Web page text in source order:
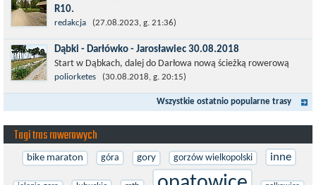
R10.
Międzynarodowy Szlak Rowerowy R-10, jest częścią sieci
EuroVelo. Prowadzi wzdłuż brzegu dookoła Morza Bałtyckiego.
Trasa liczy w sumie ponad 8500...
redakcja (27.08.2023, g. 21:36)
Dąbki - Darłówko - Jarosławiec 30.08.2018
Start w Dąbkach, dalej do Darłowa nową ścieżką rowerową
(niekiedy pieszo-rowerową), gdzie na pierwszym rondzie zjazd
w stronę Darłówka Zachodniego....
poliorketes (30.08.2018, g. 20:15)
Wszystkie ostatnio popularne trasy
Tagi tras rowerowych
bike maraton góra gory gorzów wielkopolski inne